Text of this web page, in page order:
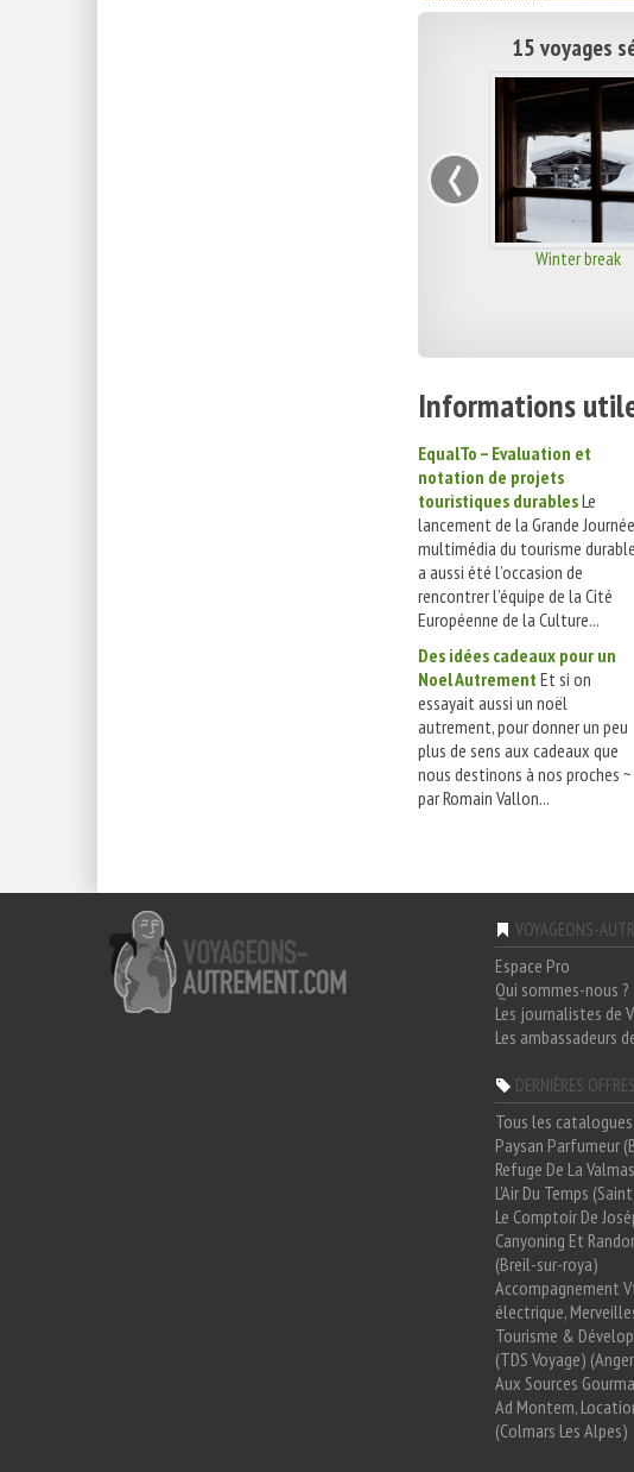
15 voyages
Winter break
‹
Informations
EqualTo – Evaluation et
notation de projets
touristiques durablesLe
lancement de la Grande Journée
multimédia du tourisme durable
a aussi été l’occasion de
rencontrer l’équipe de la Cité
Européenne de la Culture...
Des idées cadeaux pour un
Noel Autrement Et si on
essayait aussi un noël
autrement, pour donner un peu
plus de sens aux cadeaux que
nous destinons à nos proches ~
par Romain Vallon...
VOYAGEONS-
Espace Pro
Qui sommes-nous ?
Les journalistes de
Les ambassadeurs
DERNIÈRES
Tous les catalogues
Paysan Parfumeur
Refuge De La
L'Air Du Temps
Le Comptoir De
Canyoning Et
(Breil-sur-roya)
Accompagnement
électrique,
Tourisme &
(TDS Voyage)
Aux Sources
Ad Montem,
(Colmars Les Alpes)